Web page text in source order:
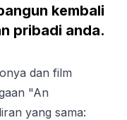
kembali
pribadi anda.
dan film
"An
yang sama: